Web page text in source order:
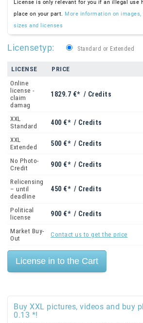
License is only relevant for you if an illegal use
place on your part. More information on images,
sizes and licenses
Licensetyp: Standard or Extended
LICENSE PRICE
Online
license -
claim
damag
1829.7 €* / Credits
XXL
Standard
400 €* / Credits
XXL
Extended
500 €* / Credits
No Photo-
Credit
900 €* / Credits
Relicensing
– until
deadline
450 €* / Credits
Political
license
900 €* / Credits
Market Buy-
Out
Contact us to get the price
Buy XXL pictures, videos and buy
0.13 *!